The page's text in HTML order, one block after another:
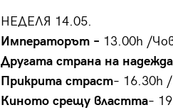
НЕДЕЛЯ 14.05.
Императорът – 13.00h /
Другата страна на
Прикрита страст– 16.30h
Киното срещу властта–